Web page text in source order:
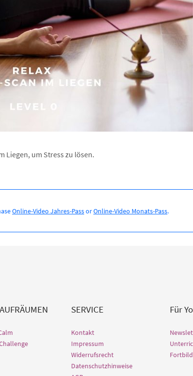
Liegen, um Stress zu lösen.
Online-Video Jahres-PassorOnline-Video Monats-Pass.
SERVICE
Kontakt
Impressum
Widerrufsrecht
Datenschutzhinweise
Für